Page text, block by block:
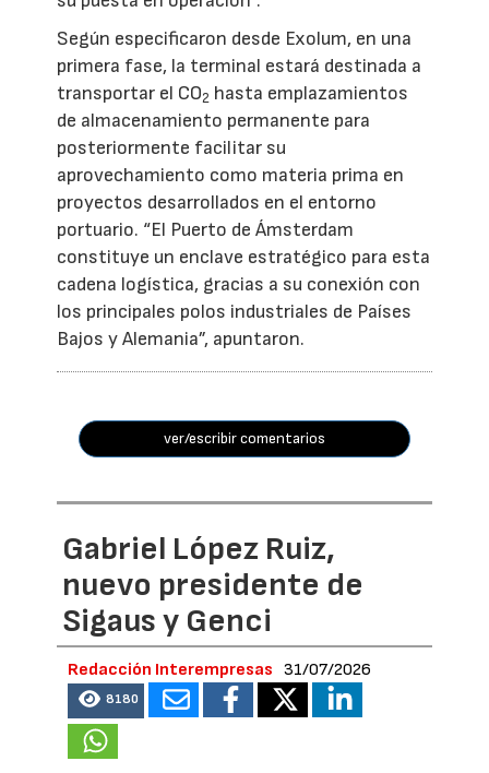
Según especificaron desde Exolum, en una
primera fase, la terminal estará destinada a
transportar el CO2 hasta emplazamientos
de almacenamiento permanente para
posteriormente facilitar su
aprovechamiento como materia prima en
proyectos desarrollados en el entorno
portuario. “El Puerto de Ámsterdam
constituye un enclave estratégico para esta
cadena logística, gracias a su conexión con
los principales polos industriales de Países
Bajos y Alemania”, apuntaron.
ver/escribir comentarios
Gabriel López Ruiz,
nuevo presidente de
Sigaus y Genci
Redacción Interempresas 31/07/2026
8180